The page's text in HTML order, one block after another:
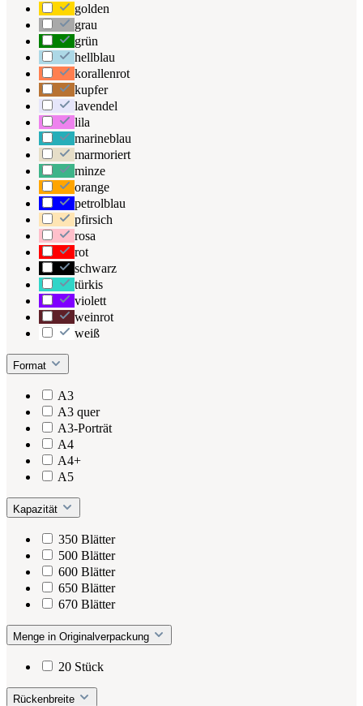
golden
grau
grün
hellblau
korallenrot
kupfer
lavendel
lila
marineblau
marmoriert
minze
orange
petrolblau
pfirsich
rosa
rot
schwarz
türkis
violett
weinrot
weiß
Format
A3
A3 quer
A3-Porträt
A4
A4+
A5
Kapazität
350 Blätter
500 Blätter
600 Blätter
650 Blätter
670 Blätter
Menge in Originalverpackung
20 Stück
Rückenbreite